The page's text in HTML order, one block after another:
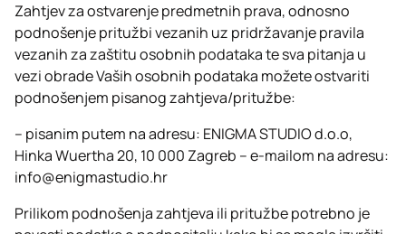
Zahtjev za ostvarenje predmetnih prava, odnosno
podnošenje pritužbi vezanih uz pridržavanje pravila
vezanih za zaštitu osobnih podataka te sva pitanja u
vezi obrade Vaših osobnih podataka možete ostvariti
podnošenjem pisanog zahtjeva/pritužbe:
– pisanim putem na adresu: ENIGMA STUDIO d.o.o,
Hinka Wuertha 20, 10 000 Zagreb – e-mailom na adresu:
info@enigmastudio.hr
Prilikom podnošenja zahtjeva ili pritužbe potrebno je